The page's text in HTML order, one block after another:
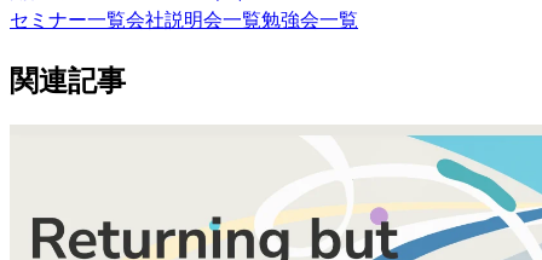
セミナー一覧会社説明会一覧勉強会一覧
関連記事